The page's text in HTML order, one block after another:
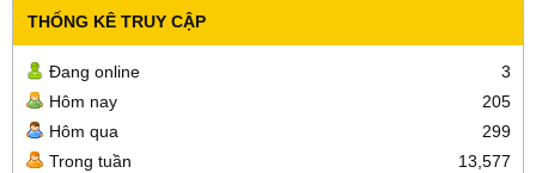
THỐNG KÊ TRUY CẬP
Đang online
3
Hôm nay
205
Hôm qua
299
Trong tuần
13,577